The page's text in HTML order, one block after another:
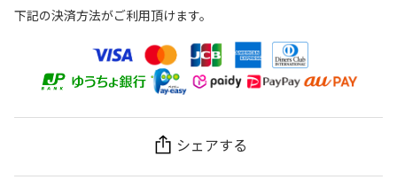
下記の決済方法がご利用頂けます。
シェアする